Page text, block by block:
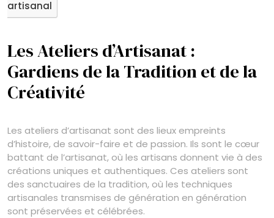
artisanal
Les Ateliers d’Artisanat :
Gardiens de la Tradition et de la
Créativité
Les ateliers d’artisanat sont des lieux empreints
d’histoire, de savoir-faire et de passion. Ils sont le cœur
battant de l’artisanat, où les artisans donnent vie à des
créations uniques et authentiques. Ces ateliers sont
des sanctuaires de la tradition, où les techniques
artisanales transmises de génération en génération
sont préservées et célébrées.